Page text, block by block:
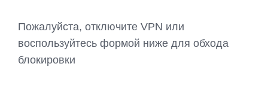
Пожалуйста, отключите VPN или
воспользуйтесь формой ниже для обхода
блокировки